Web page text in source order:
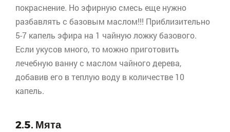
покраснение. Но эфирную смесь еще нужно
разбавлять с базовым маслом!!! Приблизительно
5-7 капель эфира на 1 чайную ложку базового.
Если укусов много, то можно приготовить
лечебную ванну с маслом чайного дерева,
добавив его в теплую воду в количестве 10
капель.
2.5. Мята